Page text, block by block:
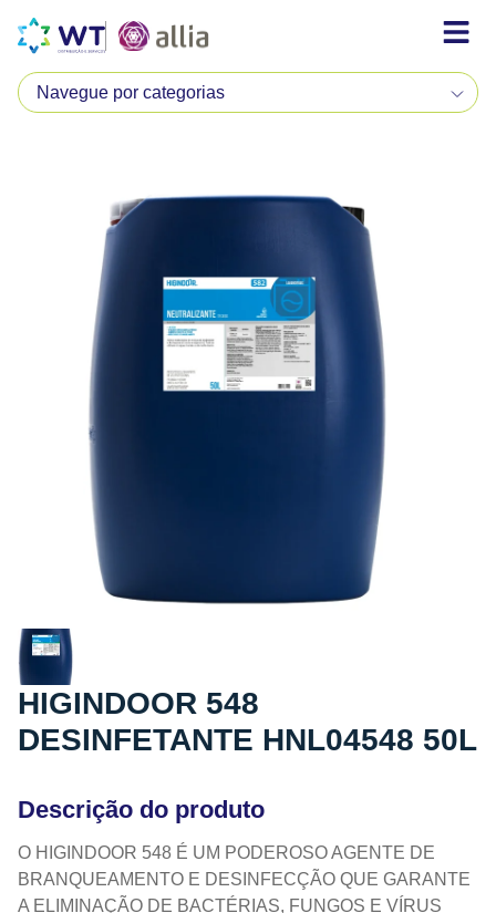
HIGINDOOR 548
DESINFETANTE HNL04548 50L
Descrição do produto
O HIGINDOOR 548 É UM PODEROSO AGENTE DE
BRANQUEAMENTO E DESINFECÇÃO QUE GARANTE
A ELIMINAÇÃO DE BACTÉRIAS, FUNGOS E VÍRUS